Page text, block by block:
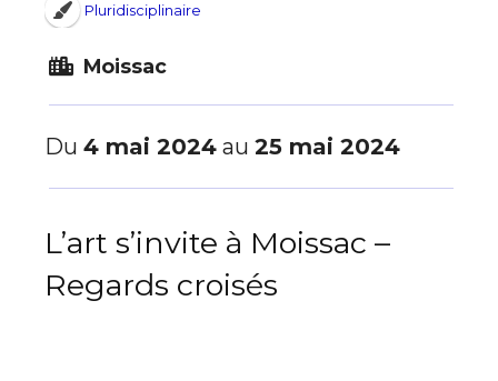
Pluridisciplinaire
Moissac
Du 4 mai 2024 au 25 mai 2024
L’art s’invite à Moissac –
Regards croisés